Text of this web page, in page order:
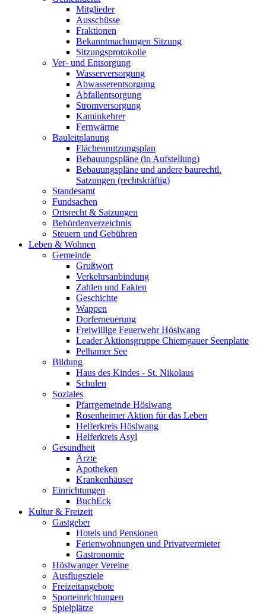
Mitglieder
Ausschüsse
Fraktionen
Bekanntmachungen Sitzung
Sitzungsprotokolle
Ver- und Entsorgung
Wasserversorgung
Abwasserentsorgung
Abfallentsorgung
Stromversorgung
Kaminkehrer
Fernwärme
Bauleitplanung
Flächennutzungsplan
Bebauungspläne (in Aufstellung)
Bebauungspläne und andere baurechtl.
Satzungen (rechtskräftig)
Standesamt
Fundsachen
Ortsrecht & Satzungen
Behördenverzeichnis
Steuern und Gebühren
Leben & Wohnen
Gemeinde
Grußwort
Verkehrsanbindung
Zahlen und Fakten
Geschichte
Wappen
Dorferneuerung
Freiwillige Feuerwehr Höslwang
Leader Aktionsgruppe Chiemgauer Seenplatte
Pelhamer See
Bildung
Haus des Kindes - St. Nikolaus
Schulen
Soziales
Pfarrgemeinde Höslwang
Rosenheimer Aktion für das Leben
Helferkreis Höslwang
Helferkreis Asyl
Gesundheit
Ärzte
Apotheken
Krankenhäuser
Einrichtungen
BuchEck
Kultur & Freizeit
Gastgeber
Hotels und Pensionen
Ferienwohnungen und Privatvermieter
Gastronomie
Höslwanger Vereine
Ausflugsziele
Freizeitangebote
Sporteinrichtungen
Spielplätze